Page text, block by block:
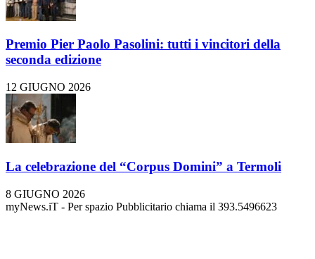
Premio Pier Paolo Pasolini: tutti i vincitori della
seconda edizione
12 GIUGNO 2026
La celebrazione del “Corpus Domini” a Termoli
8 GIUGNO 2026
myNews.iT - Per spazio Pubblicitario chiama il 393.5496623